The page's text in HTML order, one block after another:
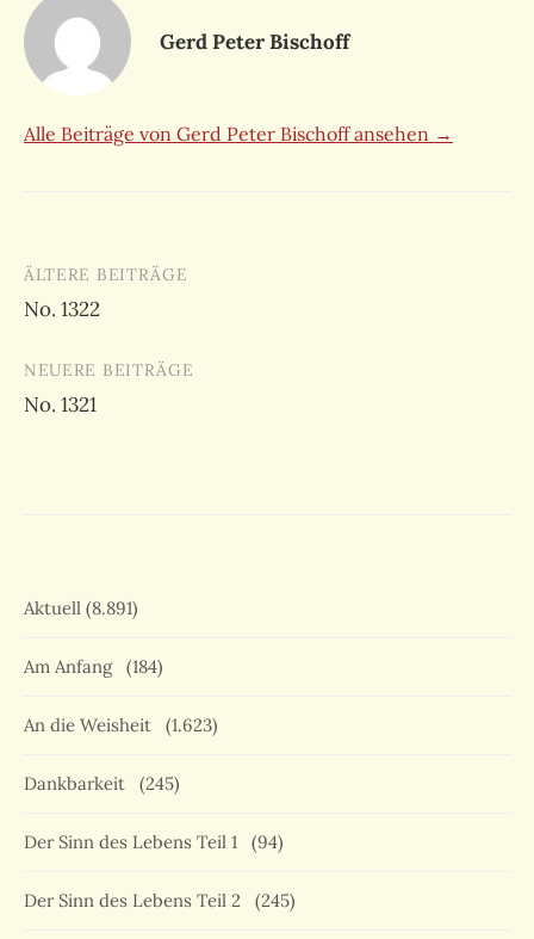
Gerd Peter Bischoff
Alle Beiträge von Gerd Peter Bischoff ansehen →
Beitragsnavigation
ÄLTERE BEITRÄGE
No. 1322
NEUERE BEITRÄGE
No. 1321
Aktuell (8.891)
Am Anfang (184)
An die Weisheit (1.623)
Dankbarkeit (245)
Der Sinn des Lebens Teil 1 (94)
Der Sinn des Lebens Teil 2 (245)